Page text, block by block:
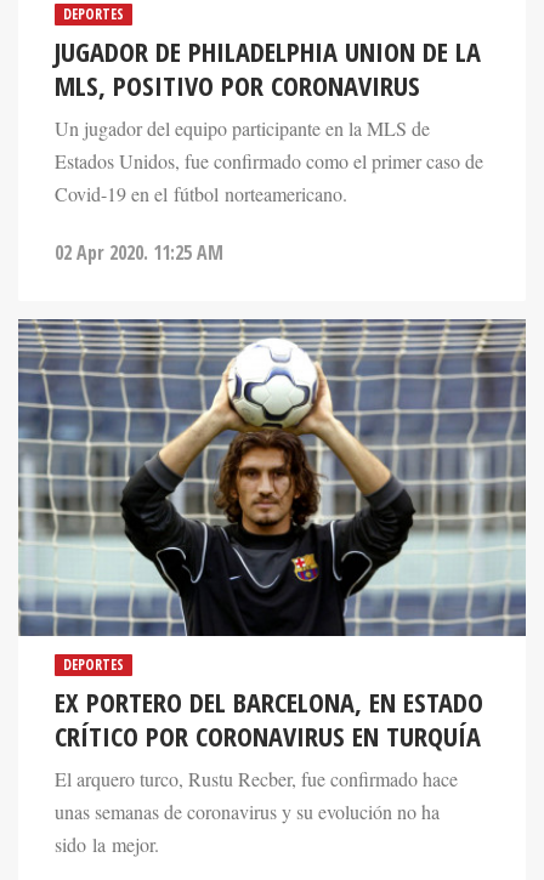
DEPORTES
JUGADOR DE PHILADELPHIA UNION DE LA
MLS, POSITIVO POR CORONAVIRUS
Un jugador del equipo participante en la MLS de
Estados Unidos, fue confirmado como el primer caso de
Covid-19 en el fútbol norteamericano.
02 Apr 2020. 11:25 AM
DEPORTES
EX PORTERO DEL BARCELONA, EN ESTADO
CRÍTICO POR CORONAVIRUS EN TURQUÍA
El arquero turco, Rustu Recber, fue confirmado hace
unas semanas de coronavirus y su evolución no ha
sido la mejor.